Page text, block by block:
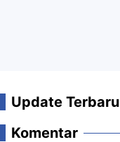
Update Terbaru
Komentar